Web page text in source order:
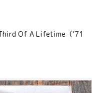
Of A Lifetime（’71